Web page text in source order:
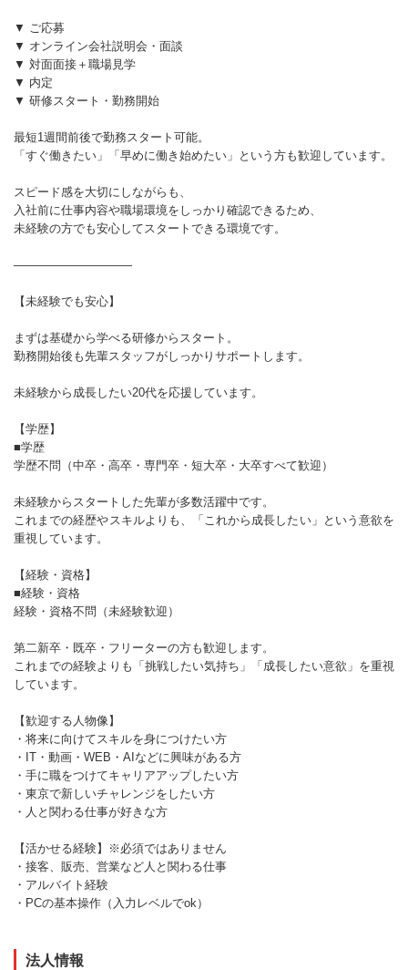
▼ ご応募
▼ オンライン会社説明会・面談
▼ 対面面接＋職場見学
▼ 内定
▼ 研修スタート・勤務開始
最短1週間前後で勤務スタート可能。
「すぐ働きたい」「早めに働き始めたい」という方も歓迎しています。
スピード感を大切にしながらも、
入社前に仕事内容や職場環境をしっかり確認できるため、
未経験の方でも安心してスタートできる環境です。
――――――――――
【未経験でも安心】
まずは基礎から学べる研修からスタート。
勤務開始後も先輩スタッフがしっかりサポートします。
未経験から成長したい20代を応援しています。
【学歴】
■学歴
学歴不問（中卒・高卒・専門卒・短大卒・大卒すべて歓迎）
未経験からスタートした先輩が多数活躍中です。
これまでの経歴やスキルよりも、「これから成長したい」という意欲を
重視しています。
【経験・資格】
■経験・資格
経験・資格不問（未経験歓迎）
第二新卒・既卒・フリーターの方も歓迎します。
これまでの経験よりも「挑戦したい気持ち」「成長したい意欲」を重視
しています。
【歓迎する人物像】
・将来に向けてスキルを身につけたい方
・IT・動画・WEB・AIなどに興味がある方
・手に職をつけてキャリアアップしたい方
・東京で新しいチャレンジをしたい方
・人と関わる仕事が好きな方
【活かせる経験】※必須ではありません
・接客、販売、営業など人と関わる仕事
・アルバイト経験
・PCの基本操作（入力レベルでok）
法人情報